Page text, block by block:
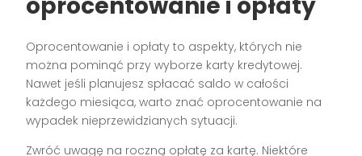
Oprocentowanie i opłaty to aspekty, których nie
można pominąć przy wyborze karty kredytowej.
Nawet jeśli planujesz spłacać saldo w całości
każdego miesiąca, warto znać oprocentowanie na
wypadek nieprzewidzianych sytuacji.
Zwróć uwagę na roczną opłatę za kartę. Niektóre